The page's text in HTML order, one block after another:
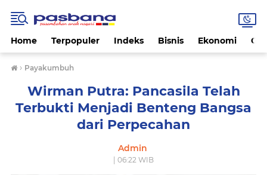
Home Terpopuler Indeks Bisnis Ekonomi
› Payakumbuh
Wirman Putra: Pancasila Telah
Terbukti Menjadi Benteng Bangsa
dari Perpecahan
Admin
| 06:22 WIB